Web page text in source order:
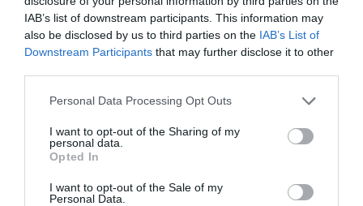
IAB’s list of downstream participants. This information may
also be disclosed by us to third parties on the IAB’s List of
Downstream Participants that may further disclose it to other
Personal Data Processing Opt Outs
I want to opt-out of the Sharing of my
personal data.
Opted In
I want to opt-out of the Sale of my
Personal Data.
ANCHE: